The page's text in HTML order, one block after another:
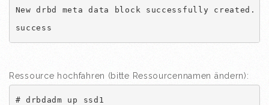
New drbd meta data block successfully created.
success
Ressource hochfahren (bitte Ressourcennamen ändern):
# drbdadm up ssd1